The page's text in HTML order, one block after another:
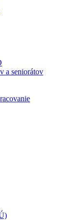
a seniorátov